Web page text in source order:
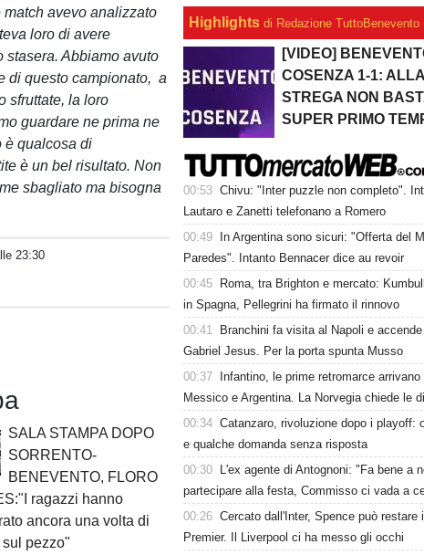
avevo analizzato
loro di avere
stasera. Abbiamo avuto
di questo campionato, a
sfruttate, la loro
guardare ne prima ne
è qualcosa di
è un bel risultato. Non
sbagliato ma bisogna
23:30
SALA STAMPA DOPO
SORRENTO-
BENEVENTO, FLORO
ragazzi hanno
ancora una volta di
pezzo"
Highlights di Redazione TuttoBenevento
[VIDEO]
COSENZA 1-1: ALLA
STREGA NON
SUPER PRIMO
00:53 Chivu: "Inter puzzle non completo".
Lautaro e Zanetti telefonano a Romero
00:49
In Argentina sono sicuri: "Offerta del
Paredes". Intanto Bennacer dice au revoir
00:45
Roma, tra Brighton e mercato:
in Spagna, Pellegrini ha firmato il rinnovo
00:41
Branchini fa visita al Napoli e
Gabriel Jesus. Per la porta spunta Musso
00:37
Infantino, le prime retromarce arrivano
Messico e Argentina. La Norvegia chiede le
00:34 Catanzaro, rivoluzione dopo i playoff:
e qualche domanda senza risposta
00:30
L'ex agente di Antognoni: "Fa bene a
partecipare alla festa, Commisso ci vada a
00:26 Cercato dall'Inter, Spence può restare
Premier. Il Liverpool ci ha messo gli occhi